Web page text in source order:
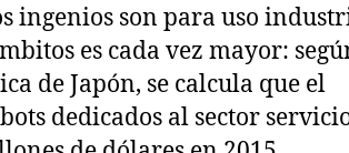
ingenios son para uso
es cada vez mayor:
de Japón, se calcula que el
dedicados al sector